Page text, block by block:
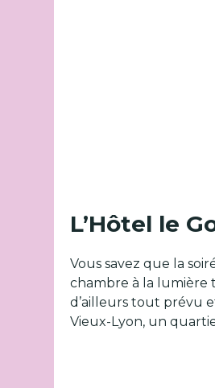
L’Hôtel le
Vous savez que la
chambre à la lumière
d’ailleurs tout prévu
Vieux-Lyon, un